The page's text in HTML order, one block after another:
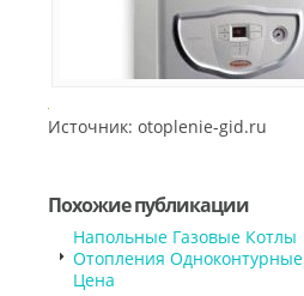
Источник: otoplenie-gid.ru
Похожие публикации
Напольные Газовые Котлы
Отопления Одноконтурные
Цена